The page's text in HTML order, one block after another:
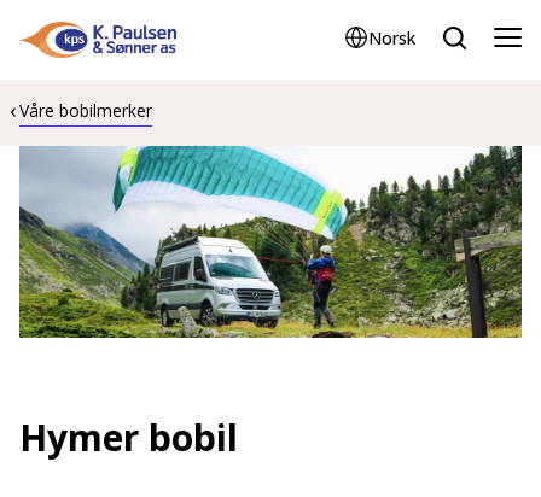
Norsk
Våre bobilmerker
Hymer bobil